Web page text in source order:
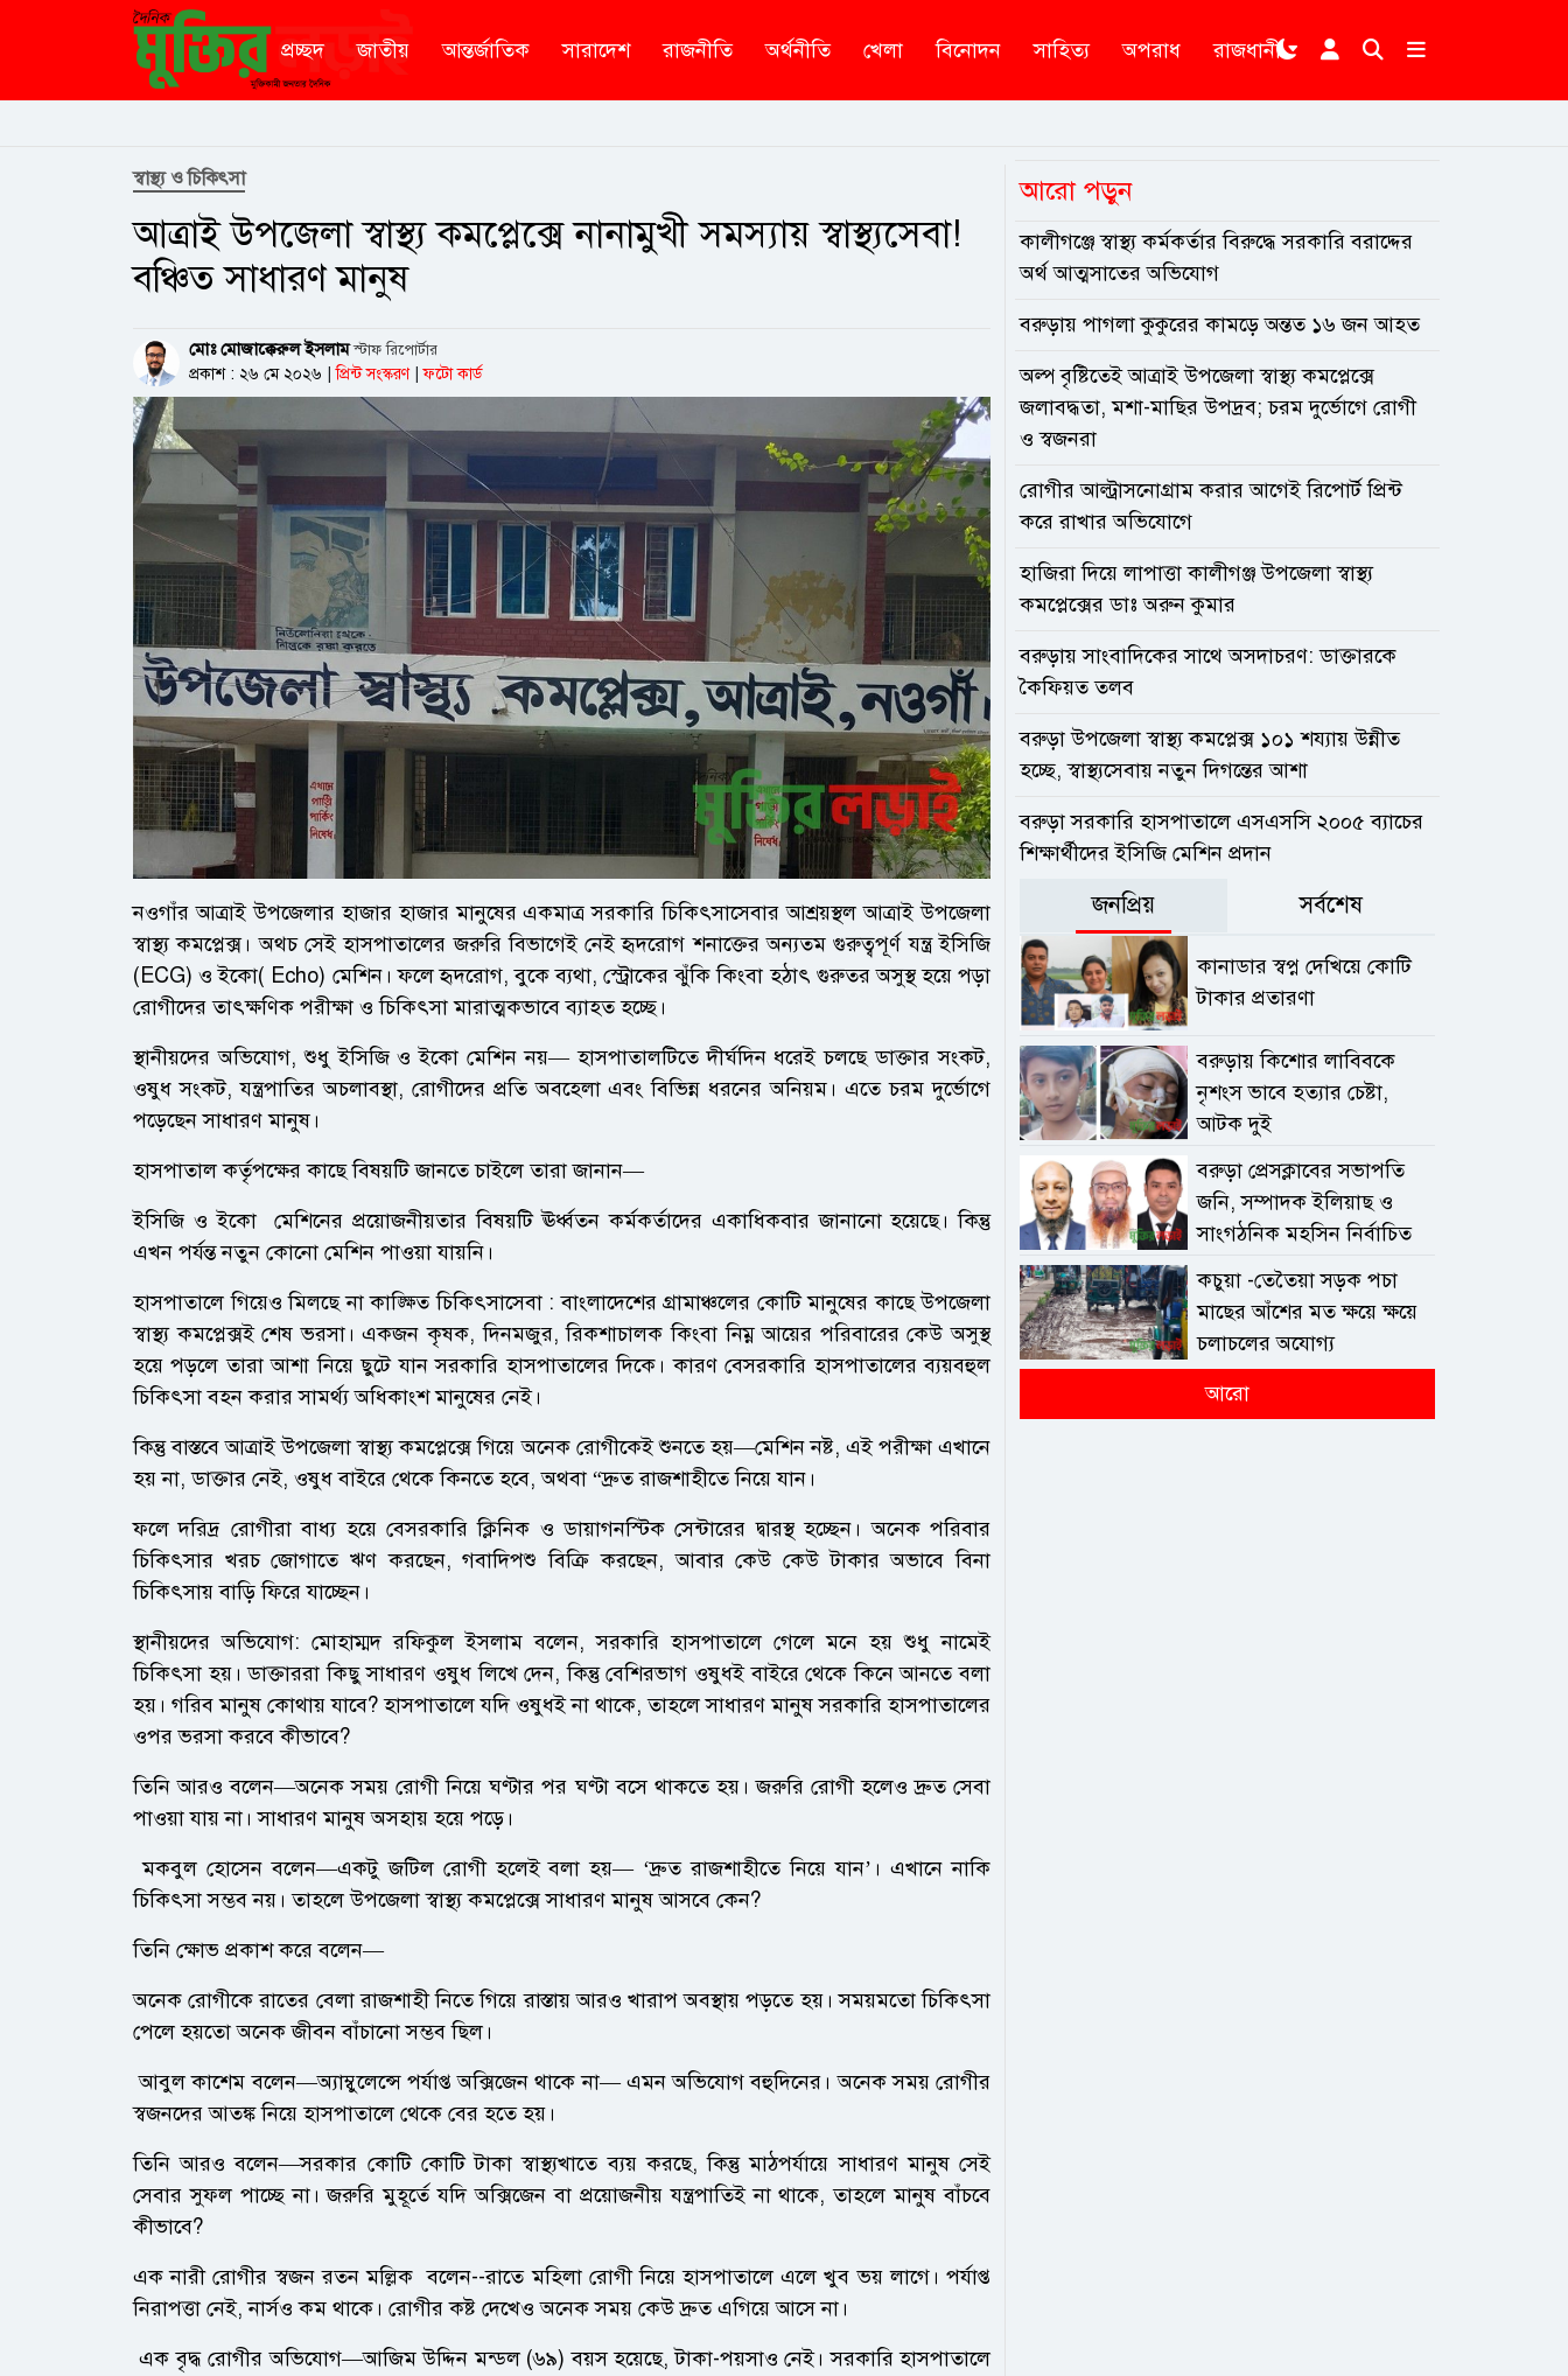
প্রচ্ছদ জাতীয় আন্তর্জাতিক সারাদেশ রাজনীতি অর্থনীতি খেলা বিনোদন সাহিত্য অপরাধ রাজধানী
স্বাস্থ্য ও চিকিৎসা
আত্রাই উপজেলা স্বাস্থ্য কমপ্লেক্সে নানামুখী সমস্যায় স্বাস্থ্যসেবা!
বঞ্চিত সাধারণ মানুষ
মোঃ মোজাক্কেরুল ইসলামস্টাফ রিপোর্টার
প্রকাশ : ২৬ মে ২০২৬
প্রিন্ট সংস্করণ ফটো কার্ড
নওগাঁর আত্রাই উপজেলার হাজার হাজার মানুষের একমাত্র সরকারি চিকিৎসাসেবার আশ্রয়স্থল আত্রাই উপজেলা
স্বাস্থ্য কমপ্লেক্স। অথচ সেই হাসপাতালের জরুরি বিভাগেই নেই হৃদরোগ শনাক্তের অন্যতম গুরুত্বপূর্ণ যন্ত্র ইসিজি
(ECG) ও ইকো( Echo) মেশিন। ফলে হৃদরোগ, বুকে ব্যথা, স্ট্রোকের ঝুঁকি কিংবা হঠাৎ গুরুতর অসুস্থ হয়ে পড়া
রোগীদের তাৎক্ষণিক পরীক্ষা ও চিকিৎসা মারাত্মকভাবে ব্যাহত হচ্ছে।
স্থানীয়দের অভিযোগ, শুধু ইসিজি ও ইকো মেশিন নয়— হাসপাতালটিতে দীর্ঘদিন ধরেই চলছে ডাক্তার সংকট,
ওষুধ সংকট, যন্ত্রপাতির অচলাবস্থা, রোগীদের প্রতি অবহেলা এবং বিভিন্ন ধরনের অনিয়ম। এতে চরম দুর্ভোগে
পড়েছেন সাধারণ মানুষ।
হাসপাতাল কর্তৃপক্ষের কাছে বিষয়টি জানতে চাইলে তারা জানান—
ইসিজি ও ইকো মেশিনের প্রয়োজনীয়তার বিষয়টি ঊর্ধ্বতন কর্মকর্তাদের একাধিকবার জানানো হয়েছে। কিন্তু
এখন পর্যন্ত নতুন কোনো মেশিন পাওয়া যায়নি।
হাসপাতালে গিয়েও মিলছে না কাঙ্ক্ষিত চিকিৎসাসেবা : বাংলাদেশের গ্রামাঞ্চলের কোটি মানুষের কাছে উপজেলা
স্বাস্থ্য কমপ্লেক্সই শেষ ভরসা। একজন কৃষক, দিনমজুর, রিকশাচালক কিংবা নিম্ন আয়ের পরিবারের কেউ অসুস্থ
হয়ে পড়লে তারা আশা নিয়ে ছুটে যান সরকারি হাসপাতালের দিকে। কারণ বেসরকারি হাসপাতালের ব্যয়বহুল
চিকিৎসা বহন করার সামর্থ্য অধিকাংশ মানুষের নেই।
কিন্তু বাস্তবে আত্রাই উপজেলা স্বাস্থ্য কমপ্লেক্সে গিয়ে অনেক রোগীকেই শুনতে হয়—মেশিন নষ্ট, এই পরীক্ষা এখানে
হয় না, ডাক্তার নেই, ওষুধ বাইরে থেকে কিনতে হবে, অথবা “দ্রুত রাজশাহীতে নিয়ে যান।
ফলে দরিদ্র রোগীরা বাধ্য হয়ে বেসরকারি ক্লিনিক ও ডায়াগনস্টিক সেন্টারের দ্বারস্থ হচ্ছেন। অনেক পরিবার
চিকিৎসার খরচ জোগাতে ঋণ করছেন, গবাদিপশু বিক্রি করছেন, আবার কেউ কেউ টাকার অভাবে বিনা
চিকিৎসায় বাড়ি ফিরে যাচ্ছেন।
স্থানীয়দের অভিযোগ: মোহাম্মদ রফিকুল ইসলাম বলেন, সরকারি হাসপাতালে গেলে মনে হয় শুধু নামেই
চিকিৎসা হয়। ডাক্তাররা কিছু সাধারণ ওষুধ লিখে দেন, কিন্তু বেশিরভাগ ওষুধই বাইরে থেকে কিনে আনতে বলা
হয়। গরিব মানুষ কোথায় যাবে? হাসপাতালে যদি ওষুধই না থাকে, তাহলে সাধারণ মানুষ সরকারি হাসপাতালের
ওপর ভরসা করবে কীভাবে?
তিনি আরও বলেন—অনেক সময় রোগী নিয়ে ঘণ্টার পর ঘণ্টা বসে থাকতে হয়। জরুরি রোগী হলেও দ্রুত সেবা
পাওয়া যায় না। সাধারণ মানুষ অসহায় হয়ে পড়ে।
মকবুল হোসেন বলেন—একটু জটিল রোগী হলেই বলা হয়— ‘দ্রুত রাজশাহীতে নিয়ে যান’। এখানে নাকি
চিকিৎসা সম্ভব নয়। তাহলে উপজেলা স্বাস্থ্য কমপ্লেক্সে সাধারণ মানুষ আসবে কেন?
তিনি ক্ষোভ প্রকাশ করে বলেন—
অনেক রোগীকে রাতের বেলা রাজশাহী নিতে গিয়ে রাস্তায় আরও খারাপ অবস্থায় পড়তে হয়। সময়মতো চিকিৎসা
পেলে হয়তো অনেক জীবন বাঁচানো সম্ভব ছিল।
আবুল কাশেম বলেন—অ্যাম্বুলেন্সে পর্যাপ্ত অক্সিজেন থাকে না— এমন অভিযোগ বহুদিনের। অনেক সময় রোগীর
স্বজনদের আতঙ্ক নিয়ে হাসপাতালে থেকে বের হতে হয়।
তিনি আরও বলেন—সরকার কোটি কোটি টাকা স্বাস্থ্যখাতে ব্যয় করছে, কিন্তু মাঠপর্যায়ে সাধারণ মানুষ সেই
সেবার সুফল পাচ্ছে না। জরুরি মুহূর্তে যদি অক্সিজেন বা প্রয়োজনীয় যন্ত্রপাতিই না থাকে, তাহলে মানুষ বাঁচবে
কীভাবে?
এক নারী রোগীর স্বজন রতন মল্লিক বলেন--রাতে মহিলা রোগী নিয়ে হাসপাতালে এলে খুব ভয় লাগে। পর্যাপ্ত
নিরাপত্তা নেই, নার্সও কম থাকে। রোগীর কষ্ট দেখেও অনেক সময় কেউ দ্রুত এগিয়ে আসে না।
এক বৃদ্ধ রোগীর অভিযোগ—আজিম উদ্দিন মন্ডল (৬৯) বয়স হয়েছে, টাকা-পয়সাও নেই। সরকারি হাসপাতালে
আরো পড়ুন
কালীগঞ্জে স্বাস্থ্য কর্মকর্তার বিরুদ্ধে সরকারি বরাদ্দের
অর্থ আত্মসাতের অভিযোগ
বরুড়ায় পাগলা কুকুরের কামড়ে অন্তত ১৬ জন আহত
অল্প বৃষ্টিতেই আত্রাই উপজেলা স্বাস্থ্য কমপ্লেক্সে
জলাবদ্ধতা, মশা-মাছির উপদ্রব; চরম দুর্ভোগে রোগী
ও স্বজনরা
রোগীর আল্ট্রাসনোগ্রাম করার আগেই রিপোর্ট প্রিন্ট
করে রাখার অভিযোগে
হাজিরা দিয়ে লাপাত্তা কালীগঞ্জ উপজেলা স্বাস্থ্য
কমপ্লেক্সের ডাঃ অরুন কুমার
বরুড়ায় সাংবাদিকের সাথে অসদাচরণ: ডাক্তারকে
কৈফিয়ত তলব
বরুড়া উপজেলা স্বাস্থ্য কমপ্লেক্স ১০১ শয্যায় উন্নীত
হচ্ছে, স্বাস্থ্যসেবায় নতুন দিগন্তের আশা
বরুড়া সরকারি হাসপাতালে এসএসসি ২০০৫ ব্যাচের
শিক্ষার্থীদের ইসিজি মেশিন প্রদান
জনপ্রিয় সর্বশেষ
কানাডার স্বপ্ন দেখিয়ে কোটি
টাকার প্রতারণা
বরুড়ায় কিশোর লাবিবকে
নৃশংস ভাবে হত্যার চেষ্টা,
আটক দুই
বরুড়া প্রেসক্লাবের সভাপতি
জনি, সম্পাদক ইলিয়াছ ও
সাংগঠনিক মহসিন নির্বাচিত
কচুয়া -তেতৈয়া সড়ক পচা
মাছের আঁশের মত ক্ষয়ে ক্ষয়ে
চলাচলের অযোগ্য
আরো